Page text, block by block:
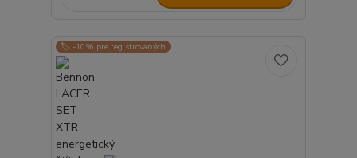
🏷️ -10% pre registrovaných